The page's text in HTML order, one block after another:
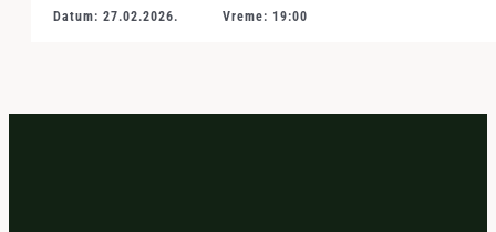
Datum: 27.02.2026. Vreme: 19:00